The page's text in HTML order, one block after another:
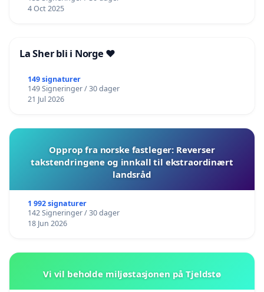
4 Oct 2025
La Sher bli i Norge ❤️
149 signaturer
149 Signeringer / 30 dager
21 Jul 2026
Opprop fra norske fastleger: Reverser
takstendringene og innkall til ekstraordinært
landsråd
1 992 signaturer
142 Signeringer / 30 dager
18 Jun 2026
Vi vil beholde miljøstasjonen på Tjeldstø